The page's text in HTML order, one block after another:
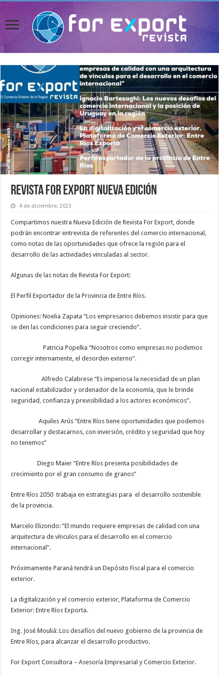
Revista For Export Nueva Edición
4 de diciembre, 2023
Compartimos nuestra Nueva Edición de Revista For Export, donde
podrán encontrar entrevista de referentes del comercio internacional,
como notas de las oportunidades que ofrece la región para el
desarrollo de las actividades vinculadas al sector.
Algunas de las notas de Revista For Export:
El Perfil Exportador de la Provincia de Entre Ríos.
Opiniones: Noelia Zapata “Los empresarios debemos insistir para que
se den las condiciones para seguir creciendo”.
Patricia Popelka “Nosotros como empresas no podemos
corregir internamente, el desorden externo”.
Alfredo Calabrese “Es imperiosa la necesidad de un plan
nacional estabilizador y ordenador de la economía, que le brinde
seguridad, confianza y previsibilidad a los actores económicos”.
Aquiles Arús “Entre Ríos tiene oportunidades que podemos
desarrollar y destacarnos, con inversión, crédito y seguridad que hoy
no tenemos”
Diego Maier “Entre Ríos presenta posibilidades de
crecimiento por el gran consumo de granos”
Entre Ríos 2050 trabaja en estrategias para el desarrollo sostenible
de la provincia.
Marcelo Elizondo: “El mundo requiere empresas de calidad con una
arquitectura de vínculos para el desarrollo en el comercio
internacional”.
Próximamente Paraná tendrá un Depósito Fiscal para el comercio
exterior.
La digitalización y el comercio exterior, Plataforma de Comercio
Exterior: Entre Ríos Exporta.
Ing. José Mouliá: Los desafíos del nuevo gobierno de la provincia de
Entre Ríos, para alcanzar el desarrollo productivo.
For Export Consultora – Asesoría Empresarial y Comercio Exterior.